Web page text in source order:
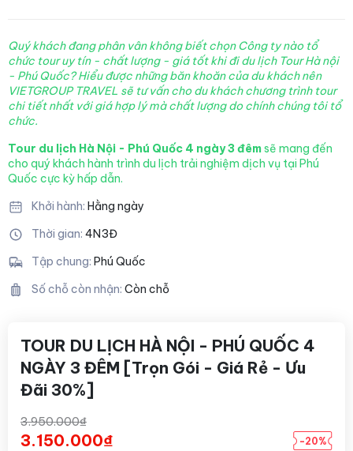
Quý khách đang phân vân không biết chọn Công ty nào tổ
chức tour uy tín - chất lượng - giá tốt khi đi du lịch Tour Hà nội
- Phú Quốc? Hiểu được những băn khoăn của du khách nên
VIETGROUP TRAVEL sẽ tư vấn cho du khách chương trình tour
chi tiết nhất với giá hợp lý mà chất lượng do chính chúng tôi tổ
chức.
Tour du lịch Hà Nội - Phú Quốc 4 ngày 3 đêmsẽ mang đến
cho quý khách hành trình du lịch trải nghiệm dịch vụ tại Phú
Quốc cực kỳ hấp dẫn.
Khởi hành: Hằng ngày
Thời gian: 4N3Đ
Tập chung: Phú Quốc
Số chỗ còn nhận: Còn chỗ
TOUR DU LỊCH HÀ NỘI - PHÚ QUỐC 4
NGÀY 3 ĐÊM [Trọn Gói - Giá Rẻ - Ưu
Đãi 30%]
3.950.000₫
3.150.000₫ -20%